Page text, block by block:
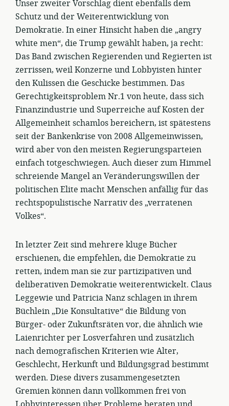
Unser zweiter Vorschlag dient ebenfalls dem
Schutz und der Weiterentwicklung von
Demokratie. In einer Hinsicht haben die „angry
white men“, die Trump gewählt haben, ja recht:
Das Band zwischen Regierenden und Regierten ist
zerrissen, weil Konzerne und Lobbyisten hinter
den Kulissen die Geschicke bestimmen. Das
Gerechtigkeitsproblem Nr.1 von heute, dass sich
Finanzindustrie und Superreiche auf Kosten der
Allgemeinheit schamlos bereichern, ist spätestens
seit der Bankenkrise von 2008 Allgemeinwissen,
wird aber von den meisten Regierungsparteien
einfach totgeschwiegen. Auch dieser zum Himmel
schreiende Mangel an Veränderungswillen der
politischen Elite macht Menschen anfällig für das
rechtspopulistische Narrativ des „verratenen
Volkes“.
In letzter Zeit sind mehrere kluge Bücher
erschienen, die empfehlen, die Demokratie zu
retten, indem man sie zur partizipativen und
deliberativen Demokratie weiterentwickelt. Claus
Leggewie und Patricia Nanz schlagen in ihrem
Büchlein „Die Konsultative“ die Bildung von
Bürger- oder Zukunftsräten vor, die ähnlich wie
Laienrichter per Losverfahren und zusätzlich
nach demografischen Kriterien wie Alter,
Geschlecht, Herkunft und Bildungsgrad bestimmt
werden. Diese divers zusammengesetzten
Gremien können dann vollkommen frei von